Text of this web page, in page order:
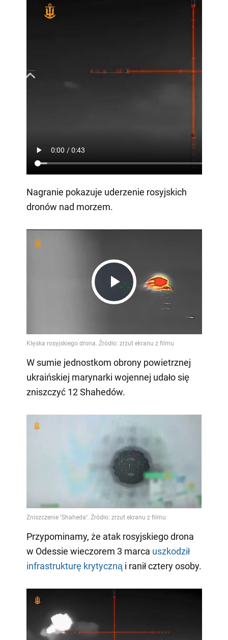
Nagranie pokazuje uderzenie rosyjskich
dronów nad morzem.
Play
Video
W sumie jednostkom obrony powietrznej
ukraińskiej marynarki wojennej udało się
zniszczyć 12 Shahedów.
Przypominamy, że atak rosyjskiego drona
w Odessie wieczorem 3 marca uszkodził
infrastrukturę krytycznąi ranił cztery osoby.